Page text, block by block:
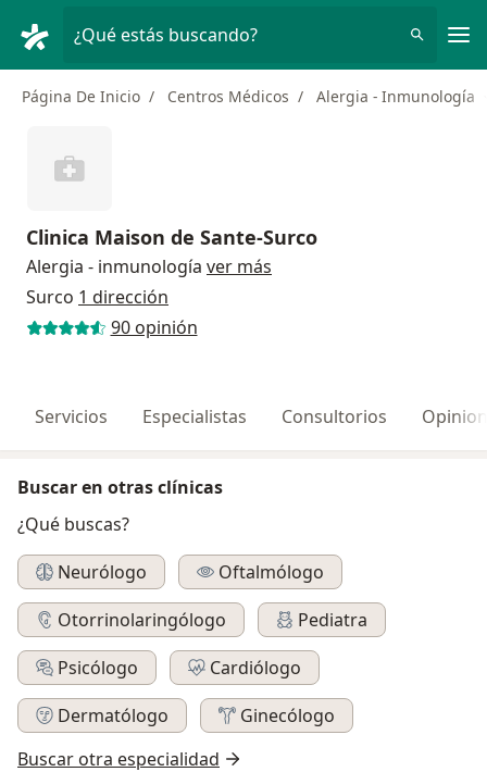
¿Qué estás buscando?
Página De Inicio Centros Médicos Alergia - Inmunología
Clinica Maison de Sante-Surco
Alergia - inmunología ver más
Surco 1 dirección
90 opinión
Servicios Especialistas Consultorios
Buscar en otras clínicas
¿Qué buscas?
Neurólogo
Oftalmólogo
Otorrinolaringólogo
Pediatra
Psicólogo
Cardiólogo
Dermatólogo
Ginecólogo
Buscar otra especialidad